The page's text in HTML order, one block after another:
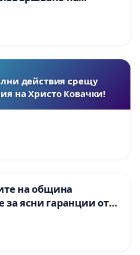
на
пътен възел АМ
- с. Мирово - к.к.
действия срещу
на Христо Ковачки!
на община
за ясни гаранции от
държавата, че ще се
норми!